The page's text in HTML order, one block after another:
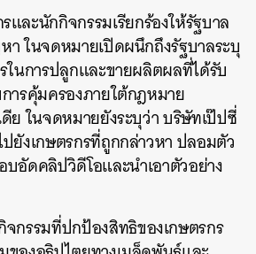
และนักกิจกรรมเรียกร้องให้รัฐบาล
า ในจดหมายเปิดผนึกถึงรัฐบาลระบุ
ในการปลูกและขายผลิตผลที่ได้รับ
ารคุ้มครองภายใต้กฎหมาย
ย ในจดหมายยังระบุว่า บริษัทเป๊ปซี่
ยังเกษตรกรที่ถูกกล่าวหา ปลอมตัว
อัดคลิปวิดีโอและนำเอาตัวอย่าง
กรรมที่ปกป้องสิทธิของเกษตรกร